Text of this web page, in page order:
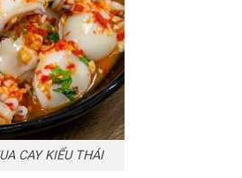
CAY KIỂU THÁI